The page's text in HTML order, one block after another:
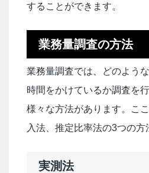
することができます。
業務量調査の方法
業務量調査では、どのよう
時間をかけているか調査を
様々な方法があります。こ
入法、推定比率法の3つの方
実測法